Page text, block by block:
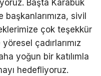
Başta Karabük
sivil
çok teşekkür
çadırlarımız
yoğun bir katılımla
hedefliyoruz.